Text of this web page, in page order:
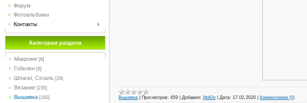
Форум
Фотоальбомы
Контакты
Категории раздела
Макроме [6]
Гобелен [6]
Шпагат, Сезаль [24]
Вязание [235]
Вышивка [192] Вышивка Просмотров: 459 Добавил: ИрЮр Дата: 17.02.2020 Комментарии (0)